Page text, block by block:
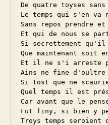
De quatre toyses sans
Le temps qui s'en va
Sans repos prendre
Et qui de nous se
Si secrettement qu'il
Que maintenant soit
Et il ne s'i arreste
Ains ne fine d'oultre
Si tost que ne
Quel temps il est
Car avant que le
Fut finy, si bien y
Troys temps seroient